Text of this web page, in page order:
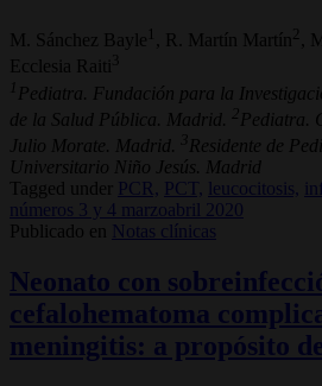
M. Sánchez Bayle 1 , R. Martín Martín ,
Ecclesia Raiti
3
1 Pediatra. Fundación para la
de la Salud Pública. Madrid.
2 Pediatra.
Julio Morate. Madrid.
3 Residente de
Universitario Niño Jesús. Madrid
Tagged under
PCR, PCT, leucocitosis,
números 3 y 4 marzoabril 2020
Publicado en
Notas clínicas
Neonato con
cefalohematoma
meningitis: a propósito